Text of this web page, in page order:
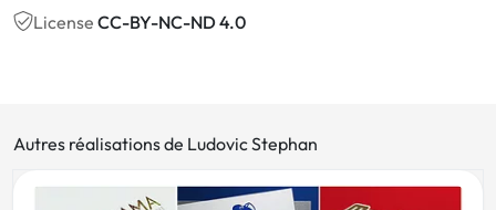
License CC-BY-NC-ND 4.0
Autres réalisations de Ludovic Stephan